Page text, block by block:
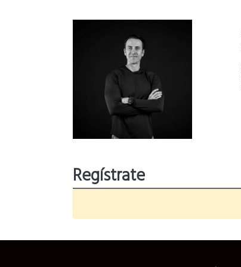
Regístrate